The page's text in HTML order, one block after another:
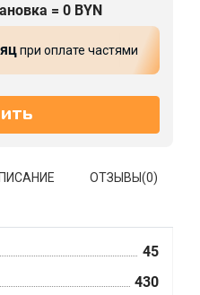
= 0 BYN
при оплате частями
ОТЗЫВЫ(0)
45
430